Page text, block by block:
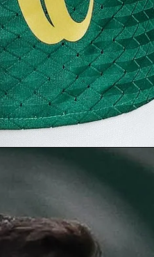
https://nossopalestra.com.br/feminino/palmeiras-renova-contrato-de-treinadora-camilla-orlando/